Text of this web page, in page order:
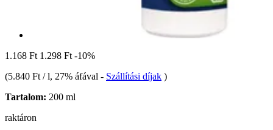
1.168 Ft 1.298 Ft -10%
(5.840 Ft / l, 27% áfával - Szállítási díjak )
Tartalom: 200 ml
raktáron